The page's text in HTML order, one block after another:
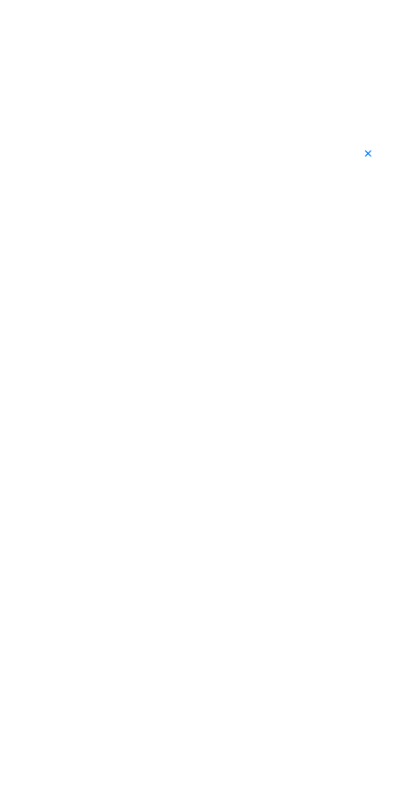
×